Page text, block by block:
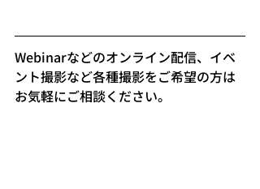
Webinarなどのオンライン配信、イベ
ント撮影など各種撮影をご希望の方は
お気軽にご相談ください。